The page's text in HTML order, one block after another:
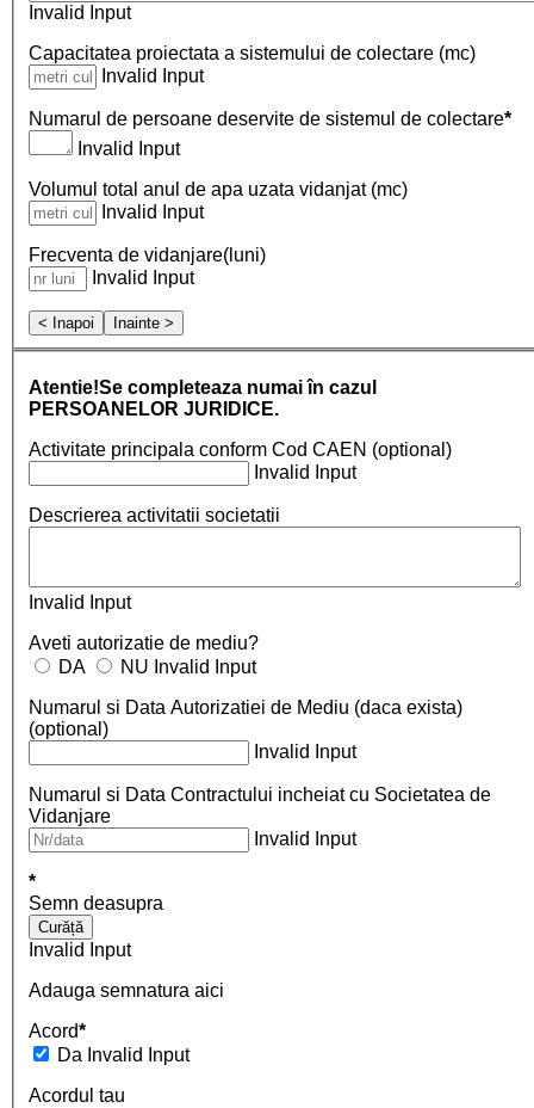
Invalid Input
Capacitatea proiectata a sistemului de colectare (mc)
Invalid Input
Numarul de persoane deservite de sistemul de colectare*
Invalid Input
Volumul total anul de apa uzata vidanjat (mc)
Invalid Input
Frecventa de vidanjare(luni)
Invalid Input
< Inapoi Inainte >
Atentie!Se completeaza numai în cazul
PERSOANELOR JURIDICE.
Activitate principala conform Cod CAEN (optional)
Invalid Input
Descrierea activitatii societatii
Invalid Input
Aveti autorizatie de mediu?
DA
NU Invalid Input
Numarul si Data Autorizatiei de Mediu (daca exista)
(optional)
Invalid Input
Numarul si Data Contractului incheiat cu Societatea de
Vidanjare
Invalid Input
*
Semn deasupra
Curăță
Invalid Input
Adauga semnatura aici
Acord*
Da Invalid Input
Acordul tau